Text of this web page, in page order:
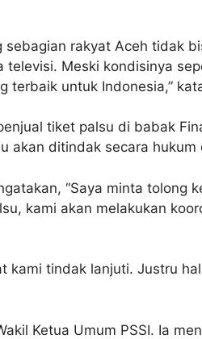
rakyat Aceh tidak
Meski kondisinya
terbaik untuk Indonesia,”
tiket palsu di babak
akan ditindak secara hukum
“Saya minta tolong
kami akan melakukan
kami tindak lanjuti. Justru
Ketua Umum PSSI. Ia